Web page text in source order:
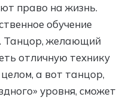
право на жизнь.
обучение
Танцор, желающий
отличную технику
а вот танцор,
уровня, сможет